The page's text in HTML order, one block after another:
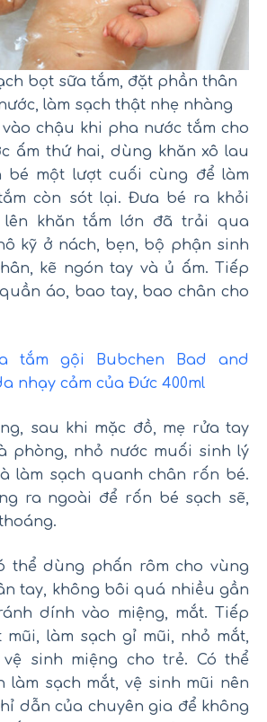
bọt sữa tắm, đặt phần thân
làm sạch thật nhẹ nhàng
chậu khi pha nước tắm cho
ấm thứ hai, dùng khăn xô lau
bé một lượt cuối cùng để làm
còn sót lại. Đưa bé ra khỏi
lên khăn tắm lớn đã trải qua
kỹ ở nách, bẹn, bộ phận sinh
kẽ ngón tay và ủ ấm. Tiếp
áo, bao tay, bao chân cho
tắm gội Bubchen Bad and
nhạy cảm của Đức 400ml
sau khi mặc đồ, mẹ rửa tay
phòng, nhỏ nước muối sinh lý
làm sạch quanh chân rốn bé.
ra ngoài để rốn bé sạch sẽ,
thể dùng phấn rôm cho vùng
tay, không bôi quá nhiều gần
dính vào miệng, mắt. Tiếp
mũi, làm sạch gỉ mũi, nhỏ mắt,
sinh miệng cho trẻ. Có thể
làm sạch mắt, vệ sinh mũi nên
dẫn của chuyên gia để không